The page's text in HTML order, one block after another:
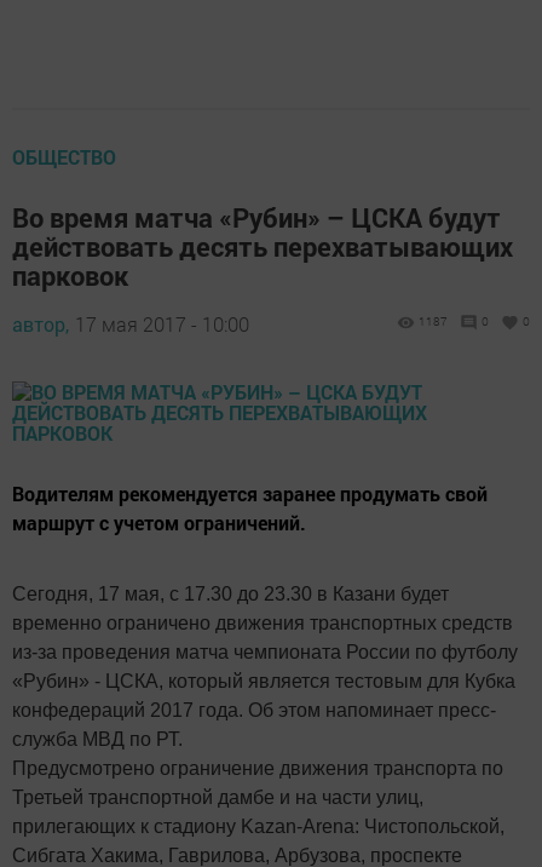
ОБЩЕСТВО
Во время матча «Рубин» – ЦСКА будут
действовать десять перехватывающих
парковок
автор, 17 мая 2017 - 10:00 1187 0 0
Водителям рекомендуется заранее продумать свой
маршрут с учетом ограничений.
Сегодня, 17 мая, с 17.30 до 23.30 в Казани будет
временно ограничено движения транспортных средств
из-за проведения матча чемпионата России по футболу
«Рубин» - ЦСКА, который является тестовым для Кубка
конфедераций 2017 года. Об этом напоминает пресс-
служба МВД по РТ.
Предусмотрено ограничение движения транспорта по
Третьей транспортной дамбе и на части улиц,
прилегающих к стадиону Kazan-Arena: Чистопольской,
Сибгата Хакима, Гаврилова, Арбузова, проспекте